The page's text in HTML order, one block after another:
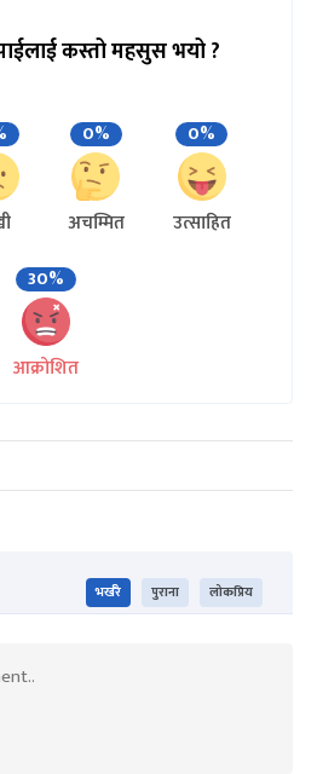
कस्तो महसुस भयो ?
0%
अचम्मित
0%
उत्साहित
30%
आक्रोशित
भर्खरै पुराना लोकप्रिय